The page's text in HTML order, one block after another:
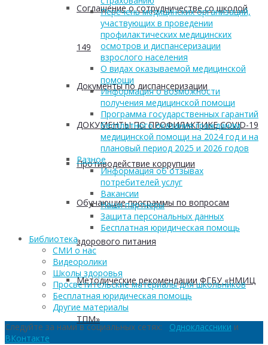
Соглашение о сотрудничестве со школой
149
Документы по диспансеризации
ДОКУМЕНТЫ ПО ПРОФИЛАКТИКЕ COVID-19
Противодействие коррупции
Обучающие программы по вопросам
здорового питания
Методические рекомендации ФГБУ «НМИЦ
ТПМ»
Перечень медицинских организаций,
участвующих в проведении
профилактических медицинских
осмотров и диспансеризации
взрослого населения
О видах оказываемой медицинской
помощи
Информация о возможности
получения медицинской помощи
Программа государственных гарантий
бесплатного оказания гражданам
медицинской помощи на 2024 год и на
плановый период 2025 и 2026 годов
Разное
Информация об отзывах
потребителей услуг
Вакансии
Наши партнеры
Защита персональных данных
Бесплатная юридическая помощь
Библиотека
СМИ о нас
Видеоролики
Школы здоровья
Просветительские материалы для школьников
Бесплатная юридическая помощь
Другие материалы
Следуйте за нами в социальных сетях: Одноклассники и
ВКонтакте